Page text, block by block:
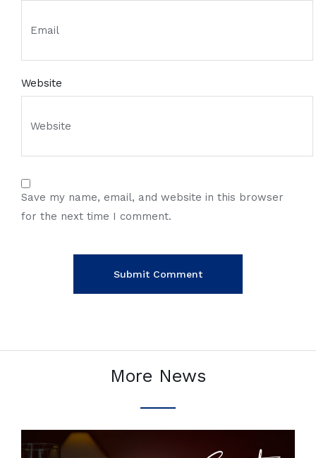
Website
Save my name, email, and website in this browser
for the next time I comment.
More News